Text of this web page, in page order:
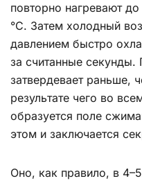
повторно нагревают
°C. Затем холодный
давлением быстро
за считанные секунды.
затвердевает раньше,
результате чего во
образуется поле
этом и заключается
Оно, как правило, в